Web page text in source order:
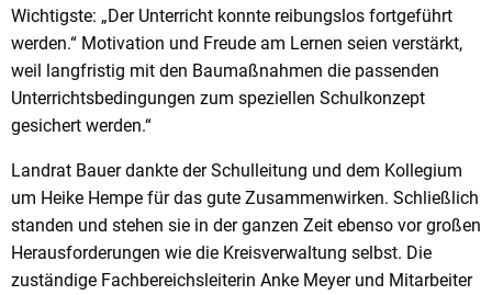
Wichtigste: „Der Unterricht konnte reibungslos fortgeführt
werden.“ Motivation und Freude am Lernen seien verstärkt,
weil langfristig mit den Baumaßnahmen die passenden
Unterrichtsbedingungen zum speziellen Schulkonzept
gesichert werden.“
Landrat Bauer dankte der Schulleitung und dem Kollegium
um Heike Hempe für das gute Zusammenwirken. Schließlich
standen und stehen sie in der ganzen Zeit ebenso vor großen
Herausforderungen wie die Kreisverwaltung selbst. Die
zuständige Fachbereichsleiterin Anke Meyer und Mitarbeiter